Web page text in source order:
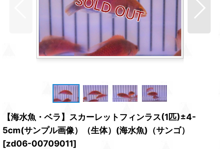
【海水魚・ベラ】スカーレットフィンラス(1匹)±4-
5cm(サンプル画像）（生体）(海水魚)（サンゴ）
[zd06-00709011]